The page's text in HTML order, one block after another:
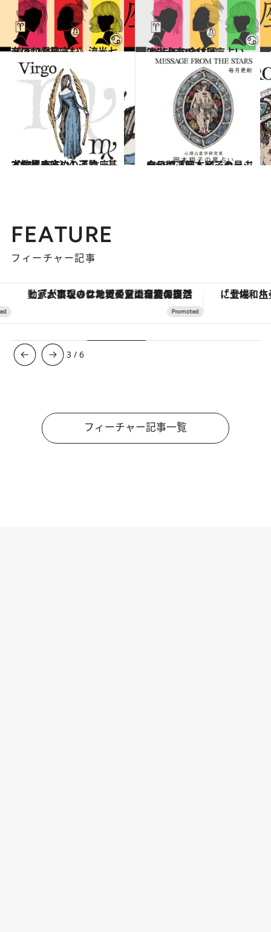
2026.7.29
《ほかの星座も》流光七奈の12星座占い
占い 2025.12.17
流光七奈の12星座占い 2026年の全体運
占い
2021.12.1
【12星座占い】乙女座（おとめ座）の運勢、基本性格まとめ
占い 2026.7.31
今月の運勢＆メッセージを公開「岡本翔子の星占い」
占い
FEATURE
フィーチャー記事
「大事なのは地域の意識を変えること」。ロレックス賞受賞の自然保護活動家が実現させたナイジェリアの自然環境の復活
3 /6
フィーチャー記事一覧